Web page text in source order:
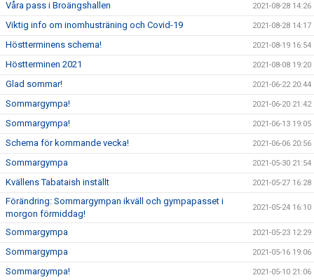
Våra pass i Broängshallen 2021-08-28 14:26
Viktig info om inomhusträning och Covid-19 2021-08-28 14:17
Höstterminens schema! 2021-08-19 16:54
Höstterminen 2021 2021-08-08 19:20
Glad sommar! 2021-06-22 20:44
Sommargympa! 2021-06-20 21:42
Sommargympa! 2021-06-13 19:05
Schema för kommande vecka! 2021-06-06 20:56
Sommargympa 2021-05-30 21:54
Kvällens Tabataish inställt 2021-05-27 16:28
Förändring: Sommargympan ikväll och gympapasset i
morgon förmiddag!
2021-05-24 16:10
Sommargympa 2021-05-23 12:29
Sommargympa 2021-05-16 19:06
Sommargympa! 2021-05-10 21:06